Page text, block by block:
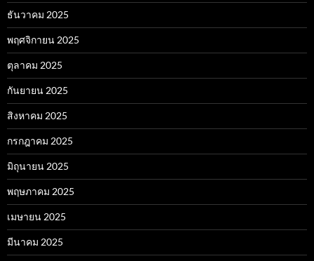
ธันวาคม 2025
พฤศจิกายน 2025
ตุลาคม 2025
กันยายน 2025
สิงหาคม 2025
กรกฎาคม 2025
มิถุนายน 2025
พฤษภาคม 2025
เมษายน 2025
มีนาคม 2025